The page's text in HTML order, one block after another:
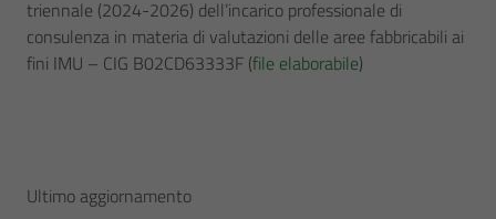
triennale (2024-2026) dell’incarico professionale di
consulenza in materia di valutazioni delle aree fabbricabili ai
fini IMU – CIG B02CD63333F (file elaborabile)
Ultimo aggiornamento